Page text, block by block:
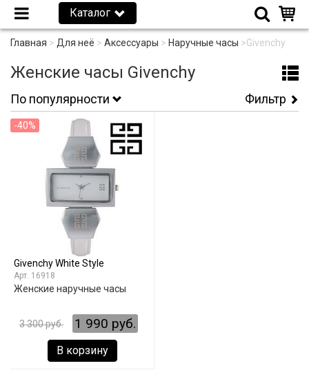
Каталог
Главная > Для неё > Аксессуары > Наручные часы >Givenchy
Женские часы Givenchy
По популярности Фильтр
-40%
Givenchy White Style
16918
Женские наручные часы
3 300 руб. 1 990 руб.
В корзину